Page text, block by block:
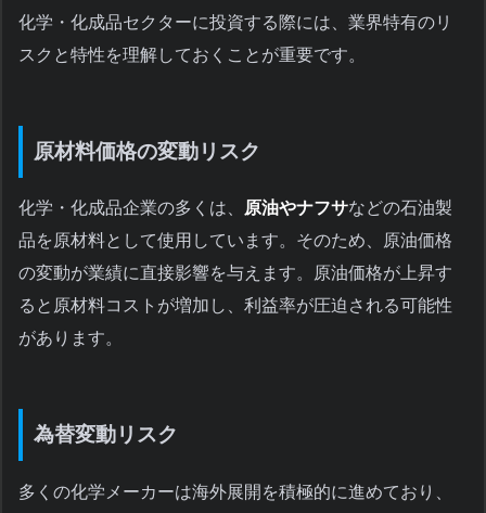
化学・化成品セクターに投資する際には、業界特有のリ
スクと特性を理解しておくことが重要です。
原材料価格の変動リスク
化学・化成品企業の多くは、 原油やナフサなどの石油製
品を原材料として使用しています。そのため、原油価格
の変動が業績に直接影響を与えます。原油価格が上昇す
ると原材料コストが増加し、利益率が圧迫される可能性
があります。
為替変動リスク
多くの化学メーカーは海外展開を積極的に進めており、